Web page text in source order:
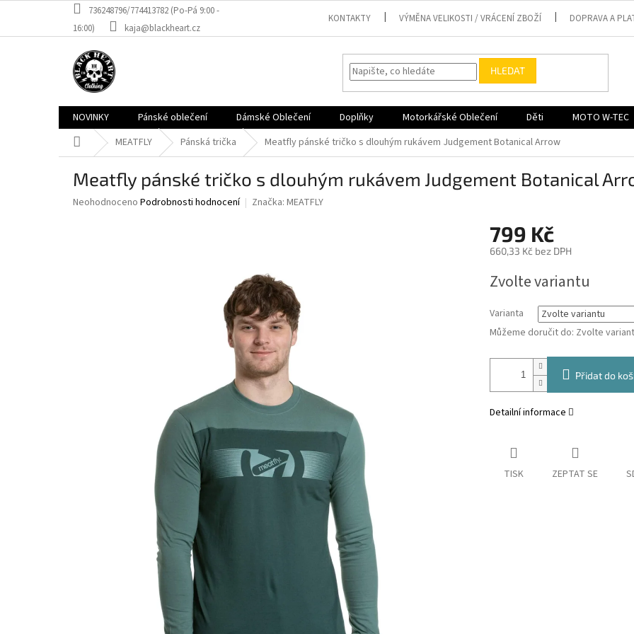
obsah
736248796/774413782 (Po-Pá 9:00 -
16:00)
kaja@blackheart.cz
KONTAKTY VÝMĚNA VELIKOSTI / VRÁCENÍ ZBOŽÍ DOPRAVA A
HLEDAT
NOVINKY Pánské oblečení Dámské Oblečení Doplňky Motorkářské Oblečení Děti MOTO W-TEC
Domů MEATFLY Pánská trička Meatfly pánské tričko s dlouhým rukávem Judgement Botanical Arrow
Meatfly pánské tričko s dlouhým rukávem Judgement Botanical
Průměrné
Neohodnoceno Podrobnosti hodnocení Značka: MEATFLY
799 Kč
660,33 Kč bez DPH
cena:
Zvolte variantu
Varianta
Můžeme doručit do: Zvolte
Přidat do
Detailní informace
TISK ZEPTAT SE